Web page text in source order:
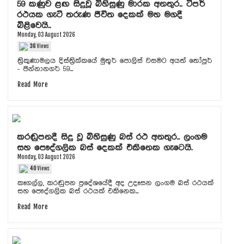
59 කණුව ළඟ සිදුවූ බිහිසුණු මාරක අනතුර.. ටිපර්
රථයක ගැටී තරුණ ජීවිත දෙකක් මහ මගදී
බිළිවෙයි..
Monday, 03 August 2026
36Views
ත්‍රිකුණාමලය දිස්ත්‍රික්කයේ මුතූර් පොලිස් වසමට අයත් තෝපූර්
- ජින්නානගර් 59...
Read More
කරඬුපනදී සිදු වූ බිහිසුණු බස් රථ අනතුර.. ලංගම
සහ පෞද්ගලික බස් දෙකක් එකිනෙක ගැටෙයි.
Monday, 03 August 2026
40Views
කෑගල්ල, කරඬුපන ප්‍රදේශයේදී අද උදෑසන ලංගම බස් රථයක්
සහ පෞද්ගලික බස් රථයක් එකිනෙක...
Read More